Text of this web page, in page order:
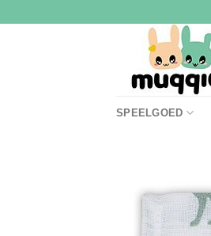
SPEELGOED